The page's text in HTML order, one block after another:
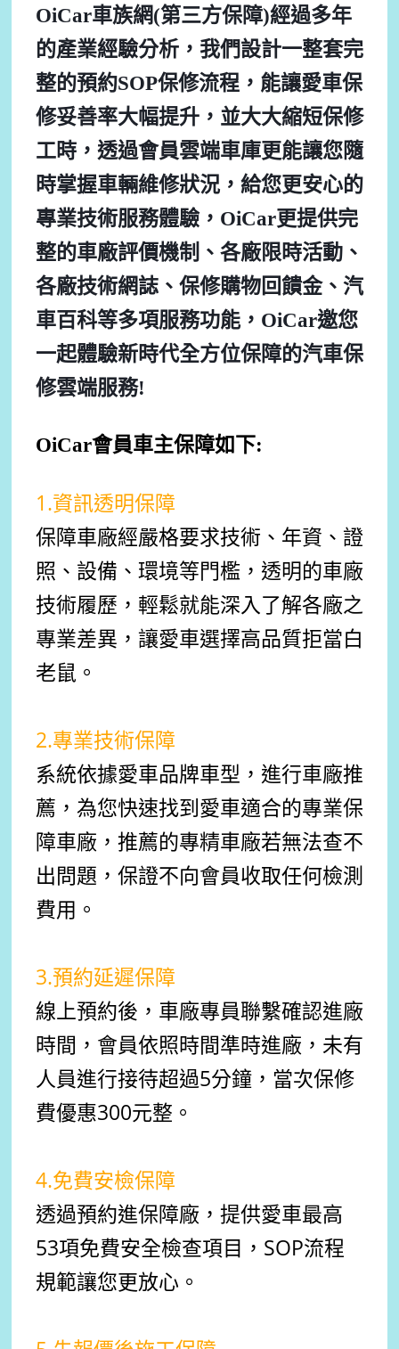
OiCar車族網(第三方保障)經過多年
的產業經驗分析，我們設計一整套完
整的預約SOP保修流程，能讓愛車保
修妥善率大幅提升，並大大縮短保修
工時，透過會員雲端車庫更能讓您隨
時掌握車輛維修狀況，給您更安心的
專業技術服務體驗，OiCar更提供完
整的車廠評價機制、各廠限時活動、
各廠技術網誌、保修購物回饋金、汽
車百科等多項服務功能，OiCar邀您
一起體驗新時代全方位保障的汽車保
修雲端服務!
OiCar會員車主保障如下:
1.資訊透明保障
保障車廠經嚴格要求技術、年資、證
照、設備、環境等門檻，透明的車廠
技術履歷，輕鬆就能深入了解各廠之
專業差異，讓愛車選擇高品質拒當白
老鼠。
2.專業技術保障
系統依據愛車品牌車型，進行車廠推
薦，為您快速找到愛車適合的專業保
障車廠，推薦的專精車廠若無法查不
出問題，保證不向會員收取任何檢測
費用。
3.預約延遲保障
線上預約後，車廠專員聯繫確認進廠
時間，會員依照時間準時進廠，未有
人員進行接待超過5分鐘，當次保修
費優惠300元整。
4.免費安檢保障
透過預約進保障廠，提供愛車最高
53項免費安全檢查項目，SOP流程
規範讓您更放心。